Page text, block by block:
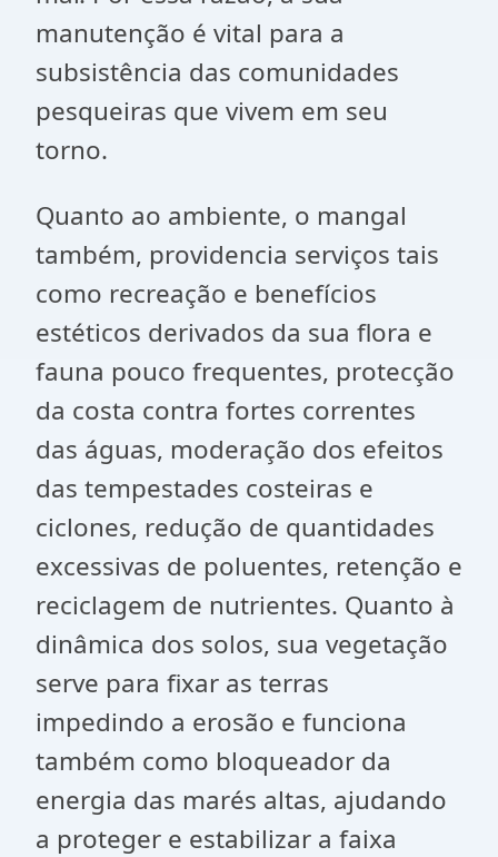
manutenção é vital para a
subsistência das comunidades
pesqueiras que vivem em seu
torno.
Quanto ao ambiente, o mangal
também, providencia serviços tais
como recreação e benefícios
estéticos derivados da sua flora e
fauna pouco frequentes, protecção
da costa contra fortes correntes
das águas, moderação dos efeitos
das tempestades costeiras e
ciclones, redução de quantidades
excessivas de poluentes, retenção e
reciclagem de nutrientes. Quanto à
dinâmica dos solos, sua vegetação
serve para fixar as terras
impedindo a erosão e funciona
também como bloqueador da
energia das marés altas, ajudando
a proteger e estabilizar a faixa